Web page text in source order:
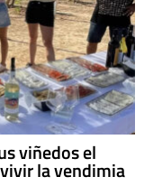
viñedos el
la vendimia